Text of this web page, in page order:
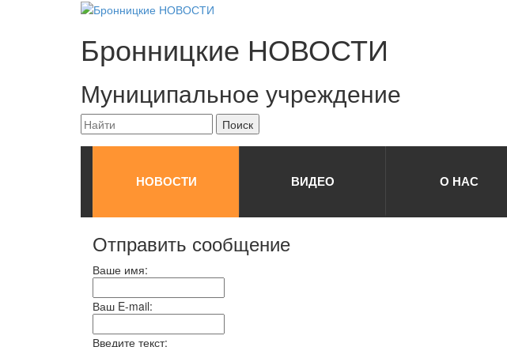
Бронницкие НОВОСТИ
Муниципальное учреждение
НОВОСТИ ВИДЕО О НАС
Отправить сообщение
Ваше имя:
Ваш E-mail:
Введите текст: